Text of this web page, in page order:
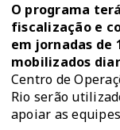
O programa
fiscalização e
em jornadas de
mobilizados
Centro de
Rio serão
apoiar as